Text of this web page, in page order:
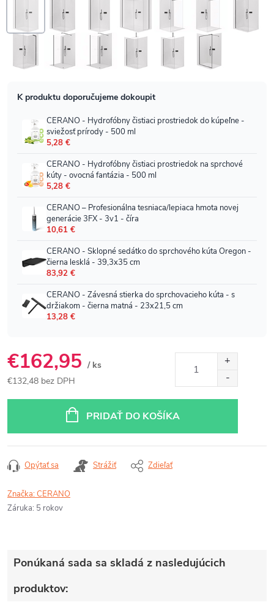
€162,95 / ks
€132,48 bez DPH
PRIDAŤ DO KOŠÍKA
Opýtať sa Strážiť Zdieľať
Značka:CERANO
Záruka: 5 rokov
Ponúkaná sada sa skladá z nasledujúcich
produktov: